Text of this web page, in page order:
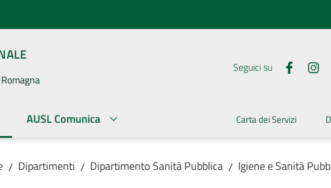
Seguici su
AUSL Comunica Carta dei Servizi
/ Dipartimenti / Dipartimento Sanità Pubblica / Igiene e Sanità